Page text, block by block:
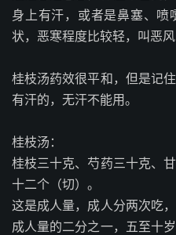
身上有汗，或者是鼻塞、
状，恶寒程度比较轻，叫恶
桂枝汤药效很平和，但是记
有汗的，无汗不能用。
桂枝汤：
桂枝三十克、芍药三十克、
十二个（切）。
这是成人量，成人分两次吃
成人量的二分之一，五至十